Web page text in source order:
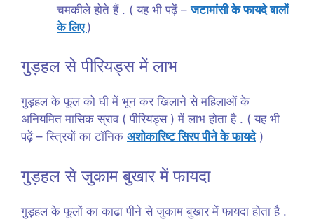
चमकीले होते हैं . ( यह भी पढ़ें –जटामांसी के फायदे बालों
के लिए)
गुड़हल से पीरियड्स में लाभ
गुड़हल के फूल को घी में भून कर खिलाने से महिलाओं के
अनियमित मासिक स्राव ( पीरियड्स ) में लाभ होता है . ( यह भी
पढ़ें – स्त्रियों का टॉनिक अशोकारिष्ट सिरप पीने के फायदे)
गुड़हल से जुकाम बुखार में फायदा
गुड़हल के फूलों का काढा पीने से जुकाम बुखार में फायदा होता है .